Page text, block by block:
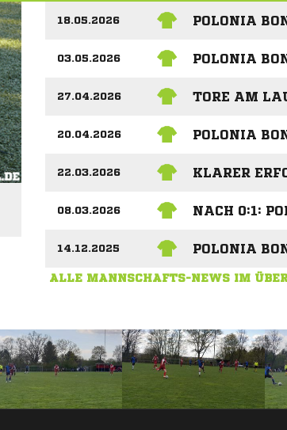
18.05.2026 POLONIA
03.05.2026 POLONIA
27.04.2026 TORE AM
20.04.2026 POLONIA
22.03.2026 KLARER
08.03.2026 NACH 0:1:
14.12.2025 POLONIA
ALLE MANNSCHAFTS-NEWS IM